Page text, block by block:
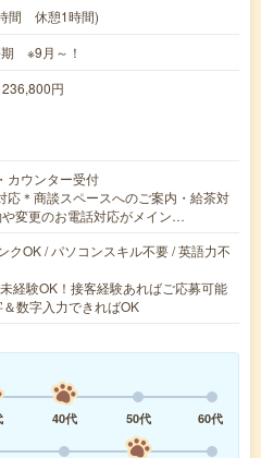
間 休憩1時間)
※9月～！
円
カウンター受付
応＊商談スペースへのご案内・給茶対
変更のお電話対応がメイン…
クOK / パソコンスキル不要 / 英語力不
経験OK！接客経験あればご応募可能
数字入力できればOK
40代 50代
60代